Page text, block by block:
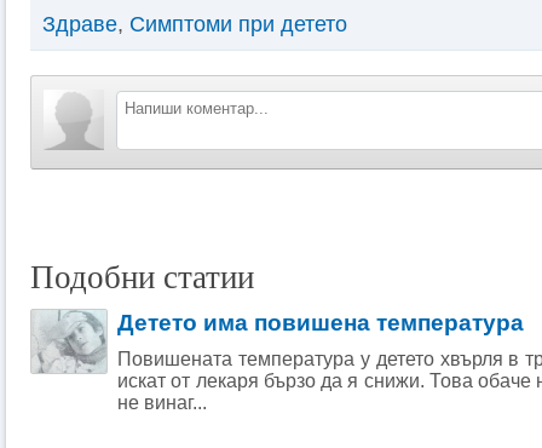
Здраве, Симптоми при детето
Подобни статии
Детето има повишена температура
Повишената температура у детето хвърля в
искат от лекаря бързо да я снижи. Това
не винаг...